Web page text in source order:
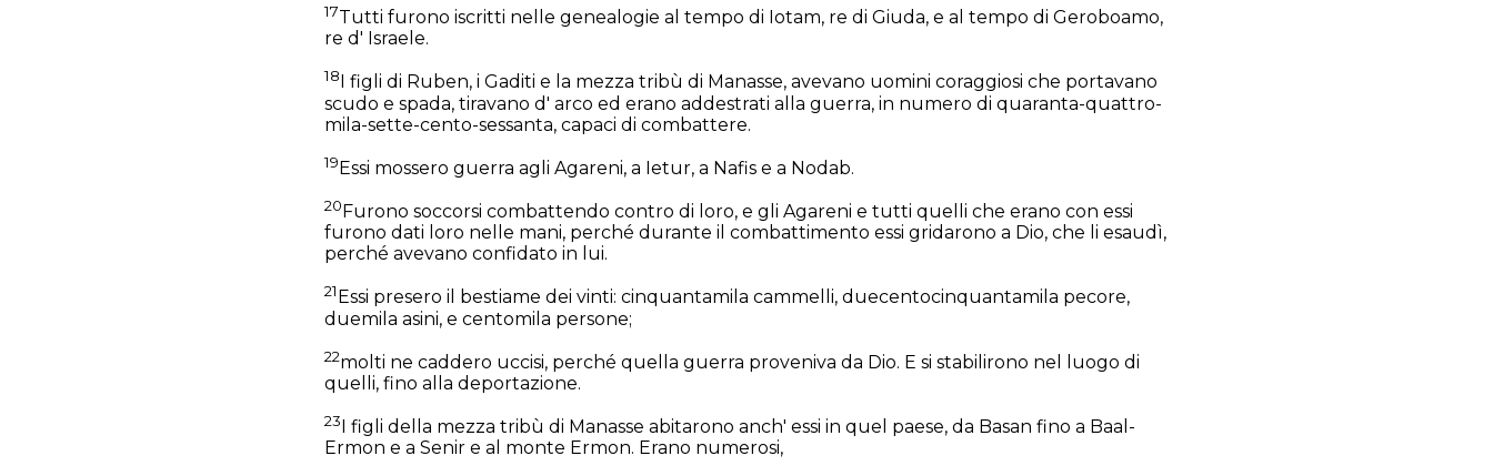
17Tutti furono iscritti nelle genealogie al tempo di Iotam, re di Giuda, e al tempo di Geroboamo,
re d' Israele.
18
I figli di Ruben, i Gaditi e la mezza tribù di Manasse, avevano uomini coraggiosi che portavano
scudo e spada, tiravano d' arco ed erano addestrati alla guerra, in numero di quaranta-quattro-
mila-sette-cento-sessanta, capaci di combattere.
19Essi mossero guerra agli Agareni, a Ietur, a Nafis e a Nodab.
20 Furono soccorsi combattendo contro di loro, e gli Agareni e tutti quelli che erano con essi
furono dati loro nelle mani, perché durante il combattimento essi gridarono a Dio, che li esaudì,
perché avevano confidato in lui.
21 Essi presero il bestiame dei vinti: cinquantamila cammelli, duecentocinquantamila pecore,
duemila asini, e centomila persone;
22molti ne caddero uccisi, perché quella guerra proveniva da Dio. E si stabilirono nel luogo di
quelli, fino alla deportazione.
23
I figli della mezza tribù di Manasse abitarono anch' essi in quel paese, da Basan fino a Baal-
Ermon e a Senir e al monte Ermon. Erano numerosi,